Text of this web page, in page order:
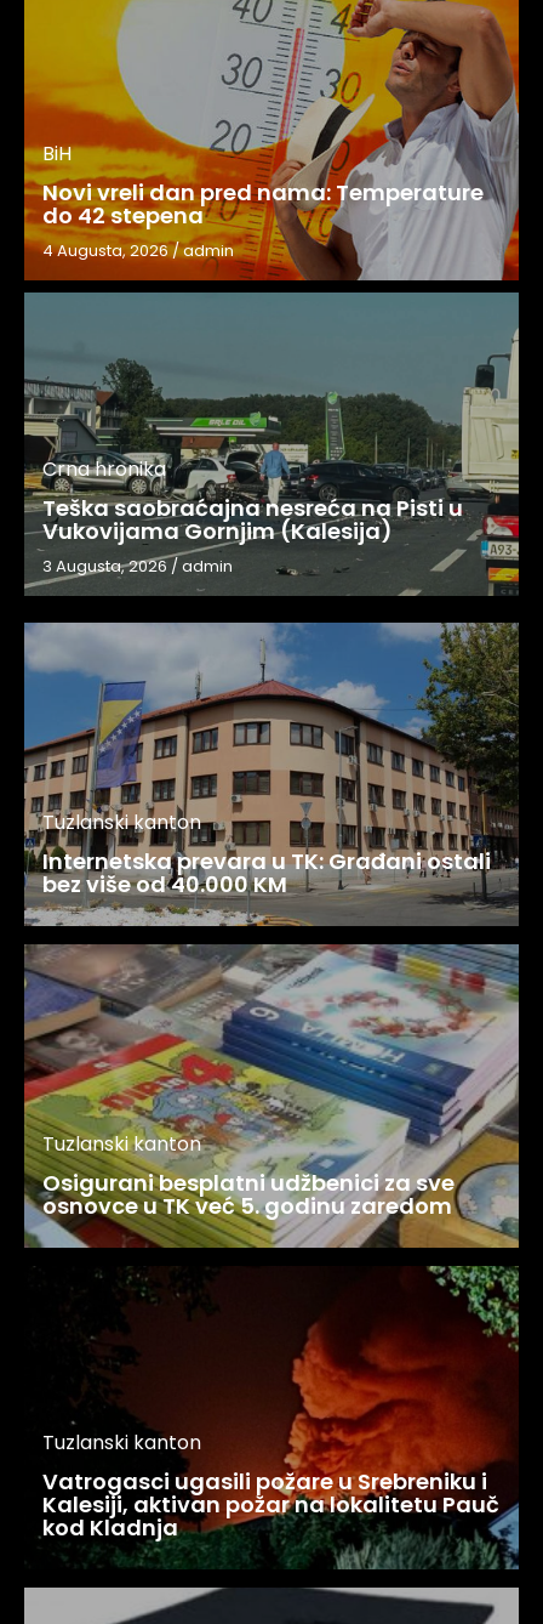
BiH
Novi vreli dan pred nama: Temperature
do 42 stepena
4 Augusta, 2026/admin
Crna hronika
Teška saobraćajna nesreća na Pisti u
Vukovijama Gornjim (Kalesija)
3 Augusta, 2026 / admin
Tuzlanski kanton
Internetska prevara u TK: Građani ostali
bez više od 40.000 KM
Tuzlanski kanton
Osigurani besplatni udžbenici za sve
osnovce u TK već 5. godinu zaredom
Tuzlanski kanton
Vatrogasci ugasili požare u Srebreniku i
Kalesiji, aktivan požar na lokalitetu Pauč
kod Kladnja